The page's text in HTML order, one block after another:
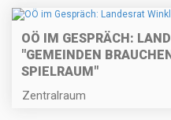
OÖ IM GESPRÄCH:
"GEMEINDEN
SPIELRAUM"
Zentralraum